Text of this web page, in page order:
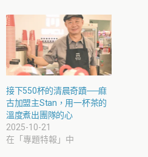
接下550杯的清晨奇蹟──麻
古加盟主Stan，用一杯茶的
溫度煮出團隊的心
2025-10-21
在「專題特報」中